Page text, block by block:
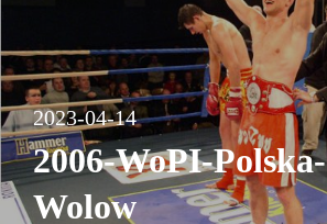
2023-04-14
2006-WoPI-Polska-
Wolow